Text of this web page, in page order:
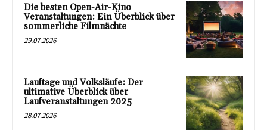
Die besten Open-Air-Kino
Veranstaltungen: Ein Überblick über
sommerliche Filmnächte
29.07.2026
Lauftage und Volksläufe: Der
ultimative Überblick über
Laufveranstaltungen 2025
28.07.2026